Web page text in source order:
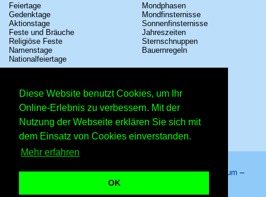
Diese Website benutzt Cookies, um Ihr
Online-Erlebnis zu verbessern. Mit der
Nutzung der Webseite erklären Sie sich mit
dem Einsatz von Cookies einverstanden.
Mehr erfahren
OK
Feiertage
Gedenktage
Aktionstage
Feste und Bräuche
Religiöse Feste
Namenstage
Nationalfeiertage
Mondphasen
Mondfinsternisse
Sonnenfinsternisse
Jahreszeiten
Sternschnuppen
Bauernregeln
Kinostarts
Festivals
Fußball
Comedy
Shows
Sternzeichen
Schalttage
Messen
Erinnerungen
Volksfeste
Startseite–Kalender–Lexikon–App–Sitemap–Impressum –
Datenschutzhinweis
IFAT – Copyright © 2026 Kleiner Kalender